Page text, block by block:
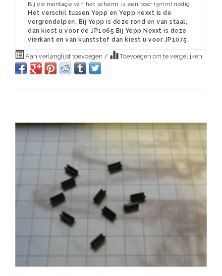
Bij de montage van het scherm is een boor (5mm) nodig.
Het verschil tussen Yepp en Yepp nexxt is de
vergrendelpen, Bij Yepp is deze rond en van staal,
dan kiest u voor de JP1065 Bij Yepp Nexxt is deze
vierkant en van kunststof dan kiest u voor JP1075.
Aan verlanglijst toevoegen / Toevoegen om te vergelijken